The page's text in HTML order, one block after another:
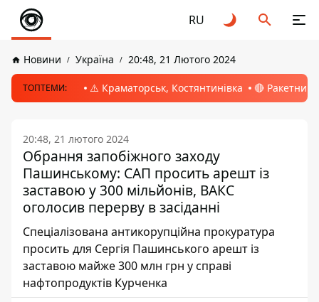
RU
Новини Україна 20:48, 21 Лютого 2024
ТОПТЕМИ: ⚠️ Краматорськ, Костянтинівка 🔴 Ракетний
20:48, 21 лютого 2024
Обрання запобіжного заходу
Пашинському: САП просить арешт із
заставою у 300 мільйонів, ВАКС
оголосив перерву в засіданні
Спеціалізована антикорупційна прокуратура
просить для Сергія Пашинського арешт із
заставою майже 300 млн грн у справі
нафтопродуктів Курченка